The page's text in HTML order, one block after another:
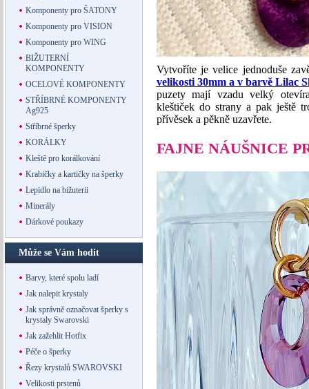
Komponenty pro ŠATONY
Komponenty pro VISION
Komponenty pro WING
BIŽUTERNÍ
KOMPONENTY
OCELOVÉ KOMPONENTY
STŘÍBRNÉ KOMPONENTY
Ag925
Stříbrné šperky
KORÁLKY
Kleště pro korálkování
Krabičky a kartičky na šperky
Lepidlo na bižuterii
Minerály
Dárkové poukazy
Může se Vám hodit
Barvy, které spolu ladí
Jak nalepit krystaly
Jak správně označovat šperky s
krystaly Swarovski
Jak zažehlit Hotfix
Péče o šperky
Řezy krystalů SWAROVSKI
Velikosti prstenů
Vytvoříte je velice jednoduše
velikosti 30mm a v barvě Lilac
puzety mají vzadu velký
kleštiček do strany a pak ještě
přívěsek a pěkně uzavřete.
FAJNE NÁUŠNICE